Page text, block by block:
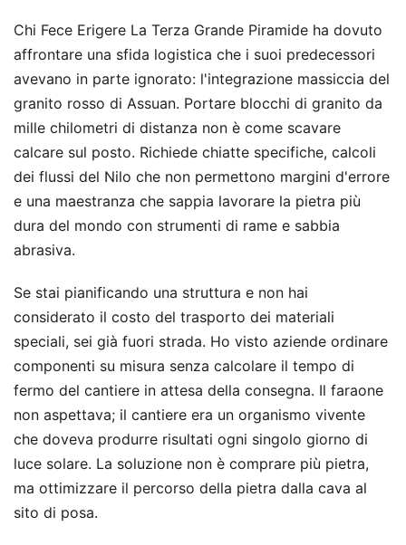
Chi Fece Erigere La Terza Grande Piramide ha dovuto
affrontare una sfida logistica che i suoi predecessori
avevano in parte ignorato: l'integrazione massiccia del
granito rosso di Assuan. Portare blocchi di granito da
mille chilometri di distanza non è come scavare
calcare sul posto. Richiede chiatte specifiche, calcoli
dei flussi del Nilo che non permettono margini d'errore
e una maestranza che sappia lavorare la pietra più
dura del mondo con strumenti di rame e sabbia
abrasiva.
Se stai pianificando una struttura e non hai
considerato il costo del trasporto dei materiali
speciali, sei già fuori strada. Ho visto aziende ordinare
componenti su misura senza calcolare il tempo di
fermo del cantiere in attesa della consegna. Il faraone
non aspettava; il cantiere era un organismo vivente
che doveva produrre risultati ogni singolo giorno di
luce solare. La soluzione non è comprare più pietra,
ma ottimizzare il percorso della pietra dalla cava al
sito di posa.